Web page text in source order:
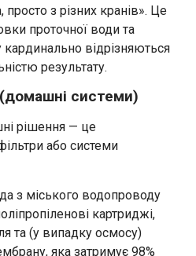
з різних кранів». Це
проточної води та
відрізняються
результату.
системи)
рішення — це
або системи
з міського водопроводу
картриджі,
та (у випадку осмосу)
яка затримує 98%